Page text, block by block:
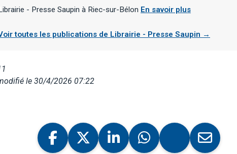
- Presse Saupin à Riec-sur-Bélon En savoir plus
toutes les publications de Librairie - Presse Saupin →
le 30/4/2026 07:22